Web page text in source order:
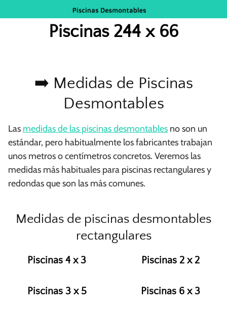
al
Piscinas 244 x 66
➡️ Medidas de Piscinas
Desmontables
Las medidas de las piscinas desmontables no son un
estándar, pero habitualmente los fabricantes trabajan
unos metros o centímetros concretos. Veremos las
medidas más habituales para piscinas rectangulares y
redondas que son las más comunes.
Medidas de piscinas desmontables
rectangulares
Piscinas 4 x 3 Piscinas 2 x 2
Piscinas 3 x 5 Piscinas 6 x 3